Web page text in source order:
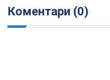
Коментари (0)